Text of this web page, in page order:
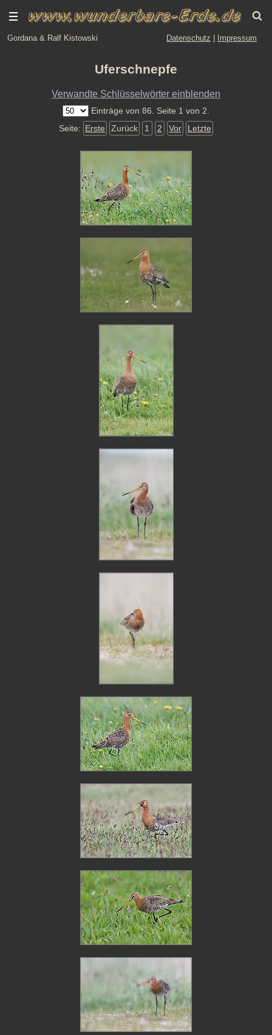
Gordana & Ralf Kistowski Datenschutz Impressum
Uferschnepfe
Verwandte Schlüsselwörter einblenden
Einträge von 86. Seite 1 von 2.
Seite: Erste Zurück 1 2 Vor Letzte